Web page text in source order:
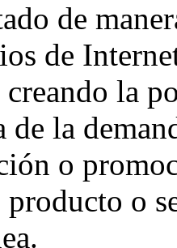
de
de
la
de la
o
producto o